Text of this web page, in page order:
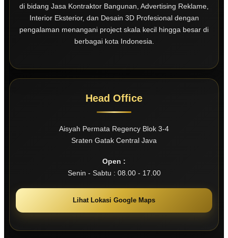
di bidang Jasa Kontraktor Bangunan, Advertising Reklame,
Interior Eksterior, dan Desain 3D Profesional dengan
pengalaman menangani project skala kecil hingga besar di
berbagai kota Indonesia.
Head Office
Aisyah Permata Regency Blok 3-4
Sraten Gatak Central Java
Open :
Senin - Sabtu : 08.00 - 17.00
Lihat Lokasi Google Maps